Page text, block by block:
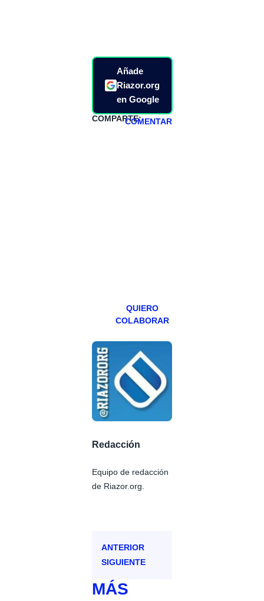
Añade
Riazor.org
en Google
COMPARTE:COMENTAR
QUIERO
COLABORAR
Redacción
Equipo de redacción
de Riazor.org.
ANTERIOR
SIGUIENTE
MÁS